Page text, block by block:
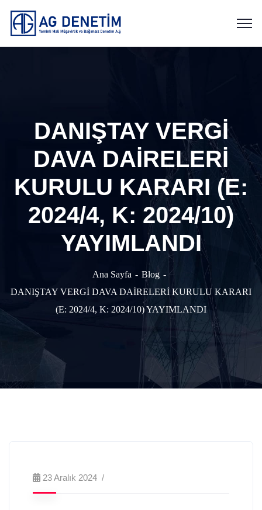
DANIŞTAY VERGİ
DAVA DAİRELERİ
KURULU KARARI (E:
2024/4, K: 2024/10)
YAYIMLANDI
Ana Sayfa
Blog
DANIŞTAY VERGİ DAVA DAİRELERİ KURULU KARARI
(E: 2024/4, K: 2024/10) YAYIMLANDI
23 Aralık 2024